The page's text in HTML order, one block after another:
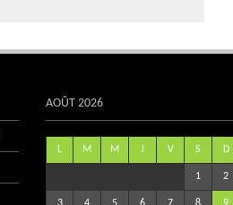
AOÛT 2026
L M M J V S D
1 2